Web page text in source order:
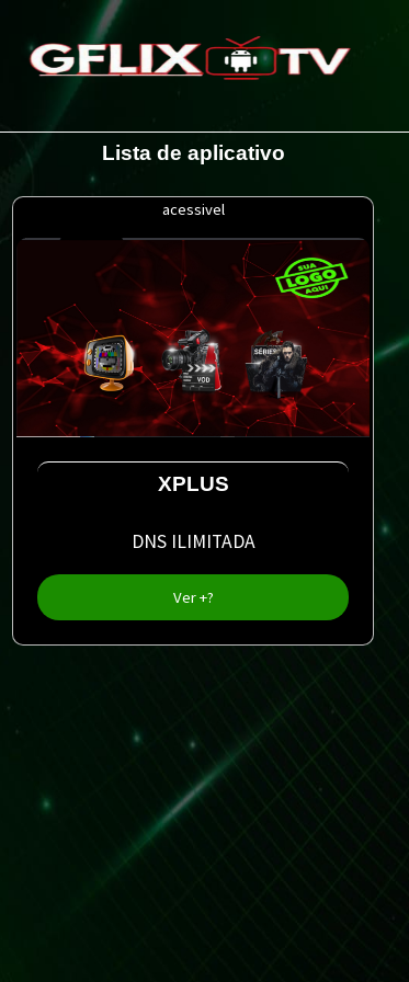
Lista de aplicativo
acessivel
XPLUS
DNS ILIMITADA
Ver +?